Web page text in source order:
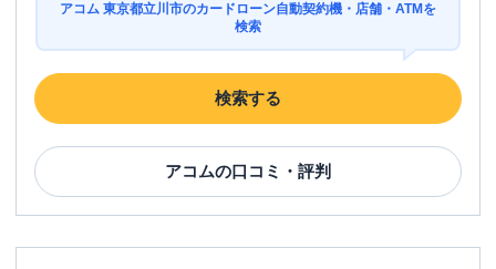
アコム 東京都立川市のカードローン自動契約機・店舗・ATMを
検索
検索する
アコムの口コミ・評判